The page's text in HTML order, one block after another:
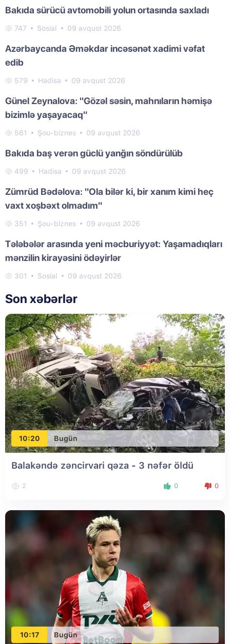
Bakıda sürücü avtomobili yolun ortasında saxladı
747 Sosial 09 avqust 2026
Azərbaycanda Əməkdar incəsənət xadimi vəfat
edib
579 Hadisə 09 avqust 2026
Günel Zeynalova: "Gözəl səsin, mahnıların həmişə
bizimlə yaşayacaq"
561 Şou-biznes 09 avqust 2026
Bakıda baş verən güclü yanğın söndürülüb
499 Hadisə 09 avqust 2026
Zümrüd Bədəlova: "Ola bilər ki, bir xanım kimi heç
vaxt xoşbəxt olmadım"
351 Şou-biznes 09 avqust 2026
Tələbələr arasında yeni məcburiyyət: Yaşamadıqları
mənzilin kirayəsini ödəyirlər
301 Sosial 09 avqust 2026
Son xəbərlər
10:20 Bugün
Balakəndə zəncirvari qəza - 3 nəfər öldü
2 0 0
10:17 Bugün